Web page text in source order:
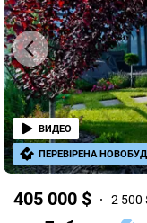
405 000 $ 2 500
ВИДЕО
ПЕРЕВІРЕНА